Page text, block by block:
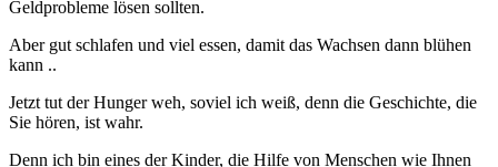
Geldprobleme lösen sollten.
Aber gut schlafen und viel essen, damit das Wachsen dann blühen
kann ..
Jetzt tut der Hunger weh, soviel ich weiß, denn die Geschichte, die
Sie hören, ist wahr.
Denn ich bin eines der Kinder, die Hilfe von Menschen wie Ihnen